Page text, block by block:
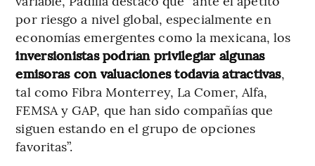
por riesgo a nivel global, especialmente en
economías emergentes como la mexicana, los
inversionistas podrían privilegiar algunas
emisoras con valuaciones todavía atractivas,
tal como Fibra Monterrey, La Comer, Alfa,
FEMSA y GAP, que han sido compañías que
siguen estando en el grupo de opciones
favoritas”.